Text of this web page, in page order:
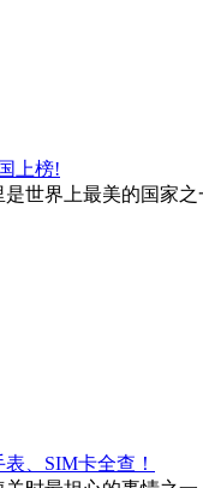
上榜!
世界上最美的国家
、SIM卡全查！